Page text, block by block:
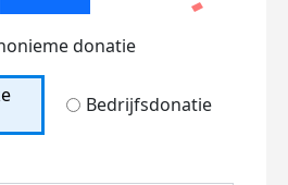
donatie
Bedrijfsdonatie